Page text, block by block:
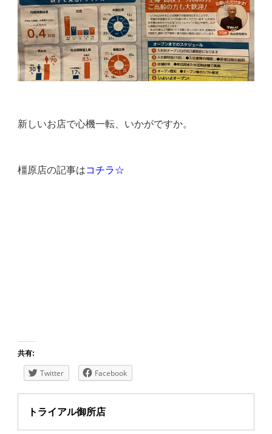
新しいお店で心機一転、いかがですか。
橿原店の記事はコチラ☆
共有:
Twitter Facebook
トライアル御所店